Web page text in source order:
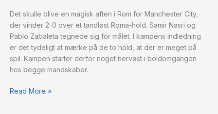
Det skulle blive en magisk aften i Rom for Manchester City,
der vinder 2-0 over et tandløst Roma-hold. Samir Nasri og
Pablo Zabaleta tegnede sig for målet. I kampens indledning
er det tydeligt at mærke på de to hold, at der er meget på
spil. Kampen starter derfor noget nervøst i boldomgangen
hos begge mandskaber.
Read More »